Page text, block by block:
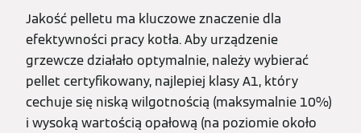
Jakość pelletu ma kluczowe znaczenie dla
efektywności pracy kotła. Aby urządzenie
grzewcze działało optymalnie, należy wybierać
pellet certyfikowany, najlepiej klasy A1, który
cechuje się niską wilgotnością (maksymalnie 10%)
i wysoką wartością opałową (na poziomie około